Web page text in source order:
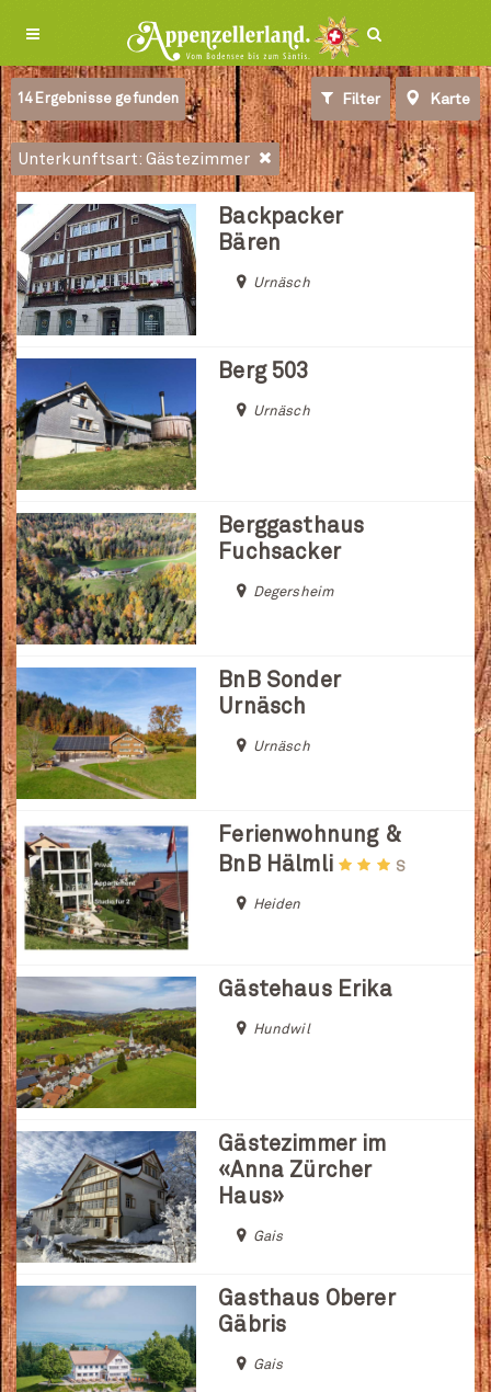
Filter Karte
14Ergebnisse gefunden
Unterkunftsart: Gästezimmer
Backpacker
Bären
Urnäsch
Berg 503
Urnäsch
Berggasthaus
Fuchsacker
Degersheim
BnB Sonder
Urnäsch
Urnäsch
Ferienwohnung &
BnB Hälmli
S
Heiden
Gästehaus Erika
Hundwil
Gästezimmer im
«Anna Zürcher
Haus»
Gais
Gasthaus Oberer
Gäbris
Gais